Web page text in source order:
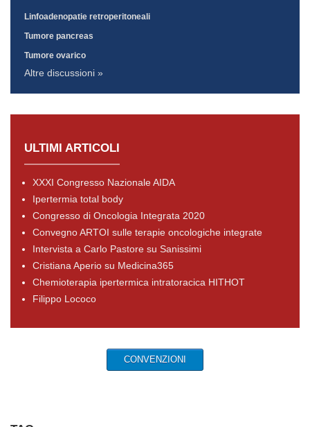
Linfoadenopatie retroperitoneali
Tumore pancreas
Tumore ovarico
Altre discussioni »
ULTIMI ARTICOLI
XXXI Congresso Nazionale AIDA
Ipertermia total body
Congresso di Oncologia Integrata 2020
Convegno ARTOI sulle terapie oncologiche integrate
Intervista a Carlo Pastore su Sanissimi
Cristiana Aperio su Medicina365
Chemioterapia ipertermica intratoracica HITHOT
Filippo Lococo
CONVENZIONI